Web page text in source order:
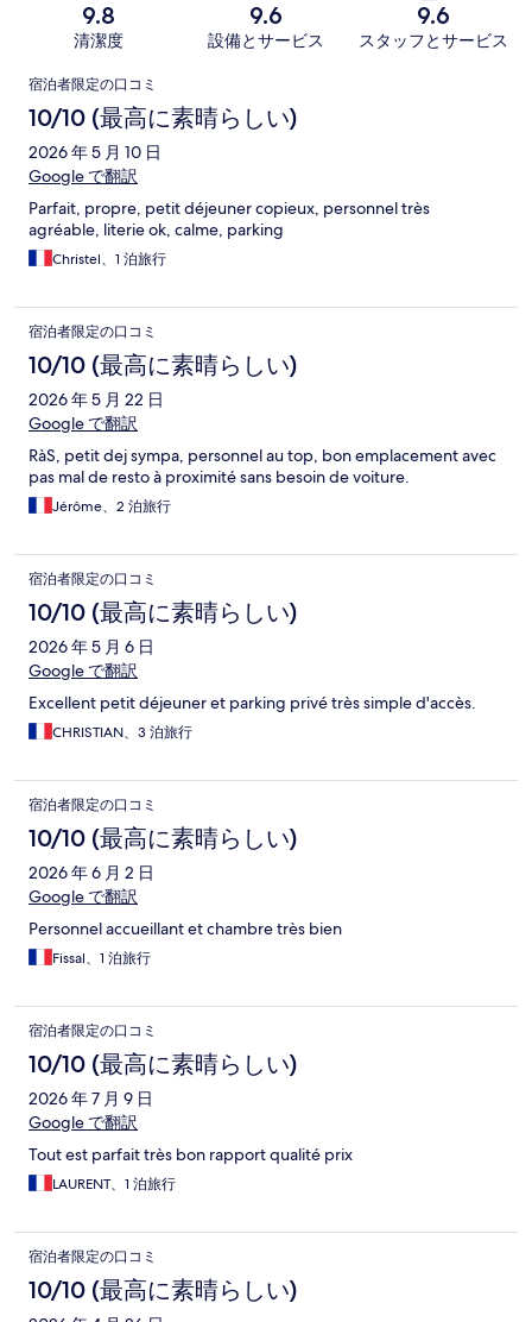
9.8
清潔度
9.6
設備とサービス
9.6
スタッフとサービス
口
コ
ミ
宿泊者限定の口コミ
10/10 (最高に素晴らしい)
2026 年 5 月 10 日
Google で翻訳
Parfait, propre, petit déjeuner copieux, personnel très
agréable, literie ok, calme, parking
Christel、1 泊旅行
宿泊者限定の口コミ
10/10 (最高に素晴らしい)
2026 年 5 月 22 日
Google で翻訳
RàS, petit dej sympa, personnel au top, bon emplacement avec
pas mal de resto à proximité sans besoin de voiture.
Jérôme、2 泊旅行
宿泊者限定の口コミ
10/10 (最高に素晴らしい)
2026 年 5 月 6 日
Google で翻訳
Excellent petit déjeuner et parking privé très simple d'accès.
CHRISTIAN、3 泊旅行
宿泊者限定の口コミ
10/10 (最高に素晴らしい)
2026 年 6 月 2 日
Google で翻訳
Personnel accueillant et chambre très bien
Fissal、1 泊旅行
宿泊者限定の口コミ
10/10 (最高に素晴らしい)
2026 年 7 月 9 日
Google で翻訳
Tout est parfait très bon rapport qualité prix
LAURENT、1 泊旅行
宿泊者限定の口コミ
10/10 (最高に素晴らしい)